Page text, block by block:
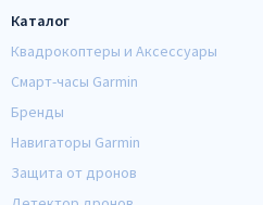
Каталог
Квадрокоптеры и Аксессуары
Смарт-часы Garmin
Бренды
Навигаторы Garmin
Защита от дронов